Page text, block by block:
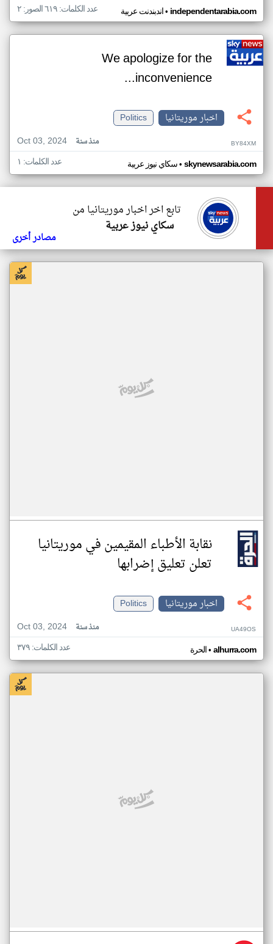
اندبندنت عربية• independentarabia.com عدد الكلمات: ٦١٩ الصور: ٢
We apologize for the
inconvenience...
اخبار موريتانيا
Politics
Oct 03, 2024
منذ سنة BY84XM
سكاي نيوز عربية• skynewsarabia.com عدد الكلمات: ١
تابع اخر اخبار موريتانيا من
سكاي نيوز عربية
مصادر أخرى
نقابة الأطباء المقيمين في موريتانيا
تعلن تعليق إضرابها
اخبار موريتانيا
Politics
Oct 03, 2024
منذ سنة UA49OS
الحرة• alhurra.com عدد الكلمات: ٣٧٩